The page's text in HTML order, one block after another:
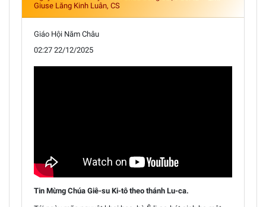
Giuse Lăng Kinh Luân, CS
Giáo Hội Năm Châu
02:27 22/12/2025
Tin Mừng Chúa Giê-su Ki-tô theo thánh Lu-ca.